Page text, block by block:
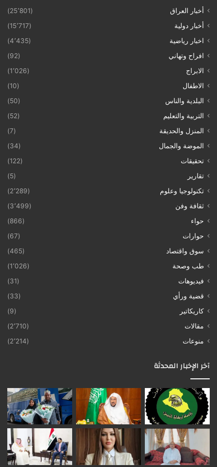
أخبار العراق
(25٬801)
أخبار دولية
(15٬717)
اخبار رياضية
(4٬435)
افراح وتهاني
(92)
الابراج
(1٬026)
الاطفال
(10)
البلدية والناس
(50)
التربية والتعليم
(52)
المنزل والحديقة
(7)
الموضة والجمال
(34)
تحقيقات
(122)
تقارير
(5)
تكنولوجيا وعلوم
(2٬289)
ثقافة وفن
(3٬499)
حواء
(866)
حوارات
(67)
سوق واقتصاد
(465)
طب وصحة
(1٬026)
فيديوهات
(31)
قضية ورأي
(33)
كاريكاتير
(9)
مقالات
(2٬710)
منوعات
(2٬214)
آخر الإخبار المحدثة